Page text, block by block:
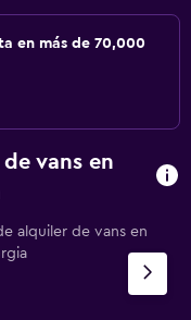
en más de 70,000
vans en
alquiler de vans en